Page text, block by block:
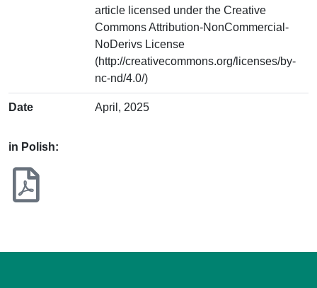
article licensed under the Creative
Commons Attribution-NonCommercial-
NoDerivs License
(http://creativecommons.org/licenses/by-
nc-nd/4.0/)
Date April, 2025
in Polish: